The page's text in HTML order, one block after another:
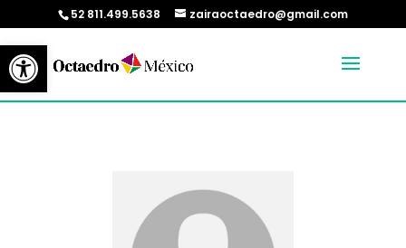
Abrir barra de herramientas
52 811.499.5638 zairaoctaedro@gmail.com